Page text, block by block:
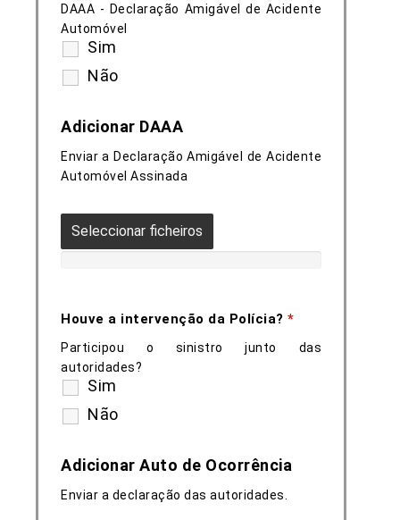
Sim
Não
DAAA - Declaração Amigável de Acidente
Automóvel
Adicionar DAAA
Seleccionar ficheiros
Enviar a Declaração Amigável de Acidente
Automóvel Assinada
Houve a intervenção da Polícia? *
Sim
Não
Participou o sinistro junto das
autoridades?
Adicionar Auto de Ocorrência
Enviar a declaração das autoridades.